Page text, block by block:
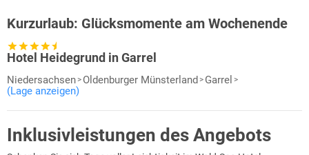
Kurzurlaub: Glücksmomente am Wochenende
Hotel Heidegrund in Garrel
Niedersachsen Oldenburger Münsterland
Garrel
(Lage anzeigen)
Inklusivleistungen des Angebots